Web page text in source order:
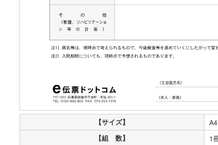
【サイズ】 A4
【組 数】 1